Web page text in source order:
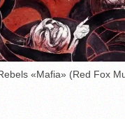
«Mafia» (Red Fox